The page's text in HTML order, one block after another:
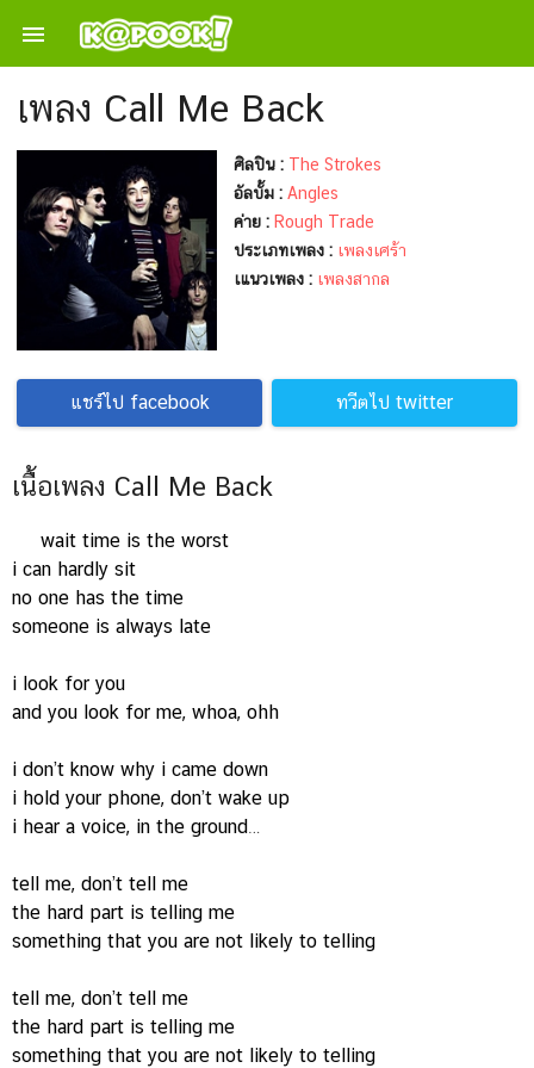

เพลง Call Me Back
ศิลปิน : The Strokes
อัลบั้ม : Angles
ค่าย : Rough Trade
ประเภทเพลง : เพลงเศร้า
เแนวเพลง : เพลงสากล
แชร์ไป facebook ทวีตไป twitter
เนื้อเพลง Call Me Back
wait time is the worst
i can hardly sit
no one has the time
someone is always late
i look for you
and you look for me, whoa, ohh
i don’t know why i came down
i hold your phone, don’t wake up
i hear a voice, in the ground…
tell me, don’t tell me
the hard part is telling me
something that you are not likely to telling
tell me, don’t tell me
the hard part is telling me
something that you are not likely to telling